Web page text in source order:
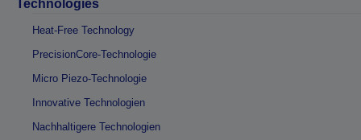
Technologies
Heat-Free Technology
PrecisionCore-Technologie
Micro Piezo-Technologie
Innovative Technologien
Nachhaltigere Technologien